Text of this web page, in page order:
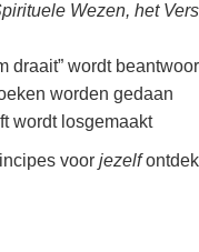
Wezen, het
draait” wordt
worden gedaan
wordt losgemaakt
voor jezelf